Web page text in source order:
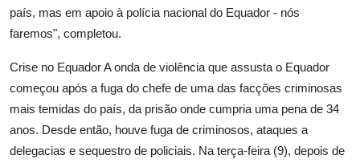
país, mas em apoio à polícia nacional do Equador - nós
faremos", completou.
Crise no Equador A onda de violência que assusta o Equador
começou após a fuga do chefe de uma das facções criminosas
mais temidas do país, da prisão onde cumpria uma pena de 34
anos. Desde então, houve fuga de criminosos, ataques a
delegacias e sequestro de policiais. Na terça-feira (9), depois de